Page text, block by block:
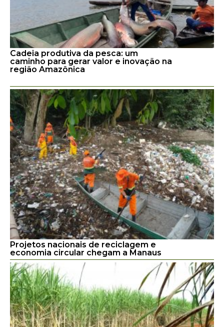
Cadeia produtiva da pesca: um
caminho para gerar valor e inovação na
região Amazônica
Projetos nacionais de reciclagem e
economia circular chegam a Manaus